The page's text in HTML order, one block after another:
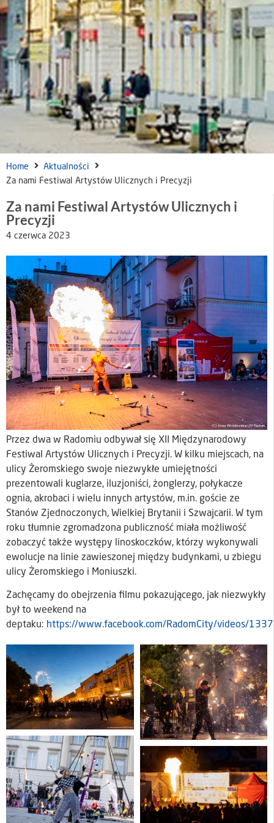
Home
Aktualności
Za nami Festiwal Artystów Ulicznych i Precyzji
Za nami Festiwal Artystów Ulicznych i
Precyzji
4 czerwca 2023
Przez dwa w Radomiu odbywał się XII Międzynarodowy
Festiwal Artystów Ulicznych i Precyzji. W kilku miejscach, na
ulicy Żeromskiego swoje niezwykłe umiejętności
prezentowali kuglarze, iluzjoniści, żonglerzy, połykacze
ognia, akrobaci i wielu innych artystów, m.in. goście ze
Stanów Zjednoczonych, Wielkiej Brytanii i Szwajcarii. W tym
roku tłumnie zgromadzona publiczność miała możliwość
zobaczyć także występy linoskoczków, którzy wykonywali
ewolucje na linie zawieszonej między budynkami, u zbiegu
ulicy Żeromskiego i Moniuszki.
Zachęcamy do obejrzenia filmu pokazującego, jak niezwykły
był to weekend na
deptaku: https://www.facebook.com/RadomCity/videos/